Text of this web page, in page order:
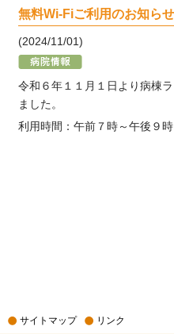
無料Wi-Fiご利用のお知らせ
(2024/11/01)
令和６年１１月１日より病棟
ました。
利用時間：午前７時～午後９時
サイトマップ リンク